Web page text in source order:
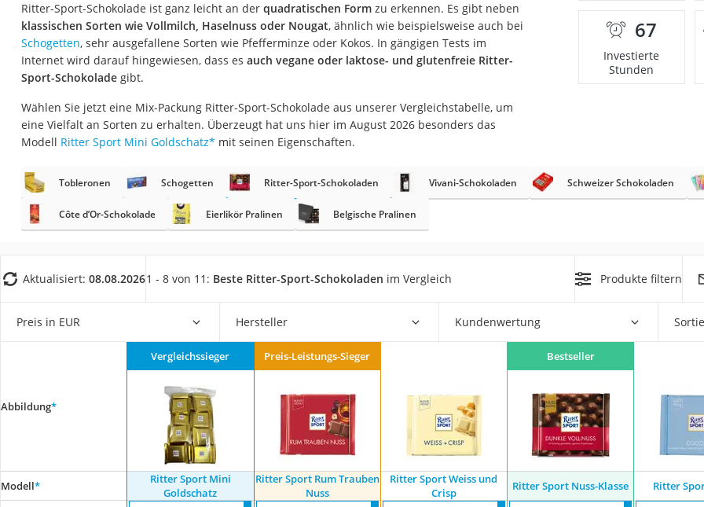
Balsamico-Essig
Schwarzkümmelöl bio
Sardinen
Gemüsebrühe
Eiskaffee-Pulver
Grapefruitkernextrakt
Matcha-Set
Trüffelöl
Erythrit
Müsli ohne Zuckerzusatz
Service
Ritter-Sport-Schokolade ist ganz leicht an der quadratischen Form zu erkennen. Es gibt neben
klassischen Sorten wie Vollmilch, Haselnuss oder Nougat, ähnlich wie beispielsweise auch bei
Schogetten, sehr ausgefallene Sorten wie Pfefferminze oder Kokos. In gängigen Tests im
Internet wird darauf hingewiesen, dass es auch vegane oder laktose- und glutenfreie Ritter-
Sport-Schokoladegibt.
Wählen Sie jetzt eine Mix-Packung Ritter-Sport-Schokolade aus unserer Vergleichstabelle, um
eine Vielfalt an Sorten zu erhalten. Überzeugt hat uns hier im August 2026 besonders das
Modell Ritter Sport Mini Goldschatz* mit seinen Eigenschaften.
67
Investierte
Stunden
Tobleronen Schogetten Ritter-Sport-Schokoladen Vivani-Schokoladen Schweizer Schokoladen
Côte d’Or-Schokolade Eierlikör Pralinen Belgische Pralinen
Aktualisiert: 08.08.20261 - 8 von 11: Beste Ritter-Sport-Schokoladen im Vergleich Produkte filtern
Preis in EUR Hersteller Kundenwertung
Abbildung*
Vergleichssieger Preis-Leistungs-Sieger Bestseller
Modell*
Ritter Sport Mini
Goldschatz
Ritter Sport Rum Trauben
Nuss
Ritter Sport Weiss und
Crisp
Ritter Sport Nuss-Klasse Ritter